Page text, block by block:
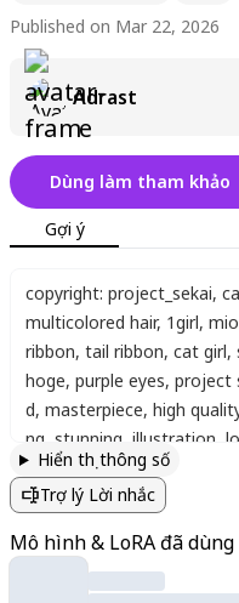
Published on Mar 22, 2026
Adrast
Dùng làm tham khảo
Gợi ý
copyright: project_sekai,
multicolored hair, 1girl,
ribbon, tail ribbon, cat girl,
hoge, purple eyes, project
d, masterpiece, high
ng stunning illustration
s
flowing hair, dynamic pose
utiful colors, well-balanced
Hiển thị thông số
Trợ lý Lời nhắc
Mô hình & LoRA đã dùng